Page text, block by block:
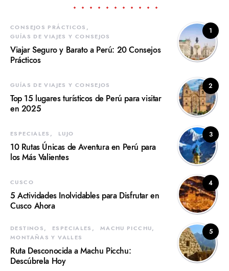
1
CONSEJOS PRÁCTICOS
GUÍAS DE VIAJES Y CONSEJOS
Viajar Seguro y Barato a Perú: 20 Consejos
Prácticos
2
GUÍAS DE VIAJES Y CONSEJOS
Top 15 lugares turísticos de Perú para visitar
en 2025
3
ESPECIALES LUJO
10 Rutas Únicas de Aventura en Perú para
los Más Valientes
4
CUSCO
5 Actividades Inolvidables para Disfrutar en
Cusco Ahora
5
DESTINOS ESPECIALES
MACHU PICCHU
MONTAÑAS Y VALLES
Ruta Desconocida a Machu Picchu:
Descúbrela Hoy